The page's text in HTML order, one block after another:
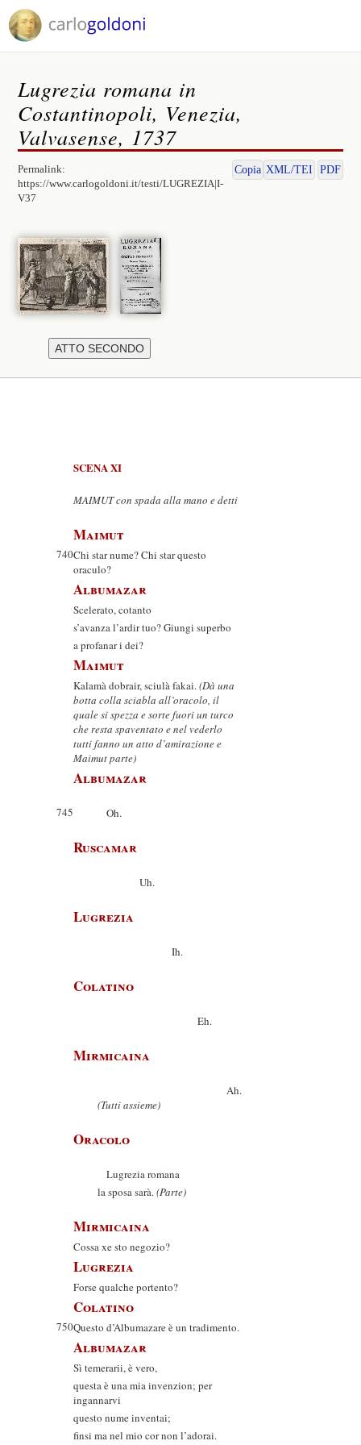
Lugrezia romana in
Costantinopoli, Venezia,
Valvasense, 1737
Permalink:
https://www.carlogoldoni.it/testi/LUGREZIA|I-
V37
Copia XML/TEI PDF
SCENA XI
MAIMUT con spada alla mano e detti
Maimut
740Chi star nume? Chi star questo
oraculo?
Albumazar
Scelerato, cotanto
s’avanza l’ardir tuo? Giungi superbo
a profanar i dei?
Maimut
Kalamà dobrair, sciulà fakai.(Dà una
botta colla sciabla all’oracolo, il
quale si spezza e sorte fuori un turco
che resta spaventato e nel vederlo
tutti fanno un atto d’amirazione e
Maimut parte)
Albumazar
745 Oh.
Ruscamar
Uh.
Lugrezia
Ih.
Colatino
Eh.
Mirmicaina
Ah.
(Tutti assieme)
Oracolo
Lugrezia romana
la sposa sarà.(Parte)
Mirmicaina
Cossa xe sto negozio?
Lugrezia
Forse qualche portento?
Colatino
750Questo d’Albumazare è un tradimento.
Albumazar
Sì temerarii, è vero,
questa è una mia invenzion; per
ingannarvi
questo nume inventai;
finsi ma nel mio cor non l’adorai.